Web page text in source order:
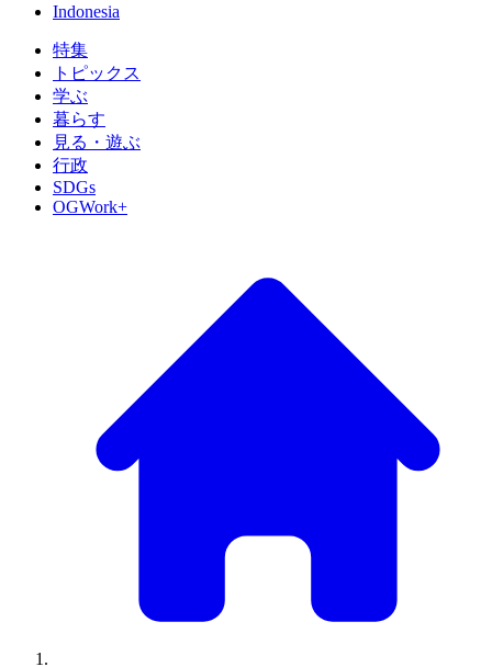
Indonesia
特集
トピックス
学ぶ
暮らす
見る・遊ぶ
行政
SDGs
OGWork+